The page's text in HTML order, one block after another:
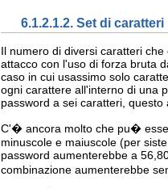
6.1.2.1.2. Set di
Il numero di diversi caratteri
attacco con l'uso di forza bruta
caso in cui usassimo solo
ogni carattere all'interno di una
password a sei caratteri,
C'� ancora molto che pu�
minuscole e maiuscole (per
password aumenterebbe a
combinazione aumenterebbe